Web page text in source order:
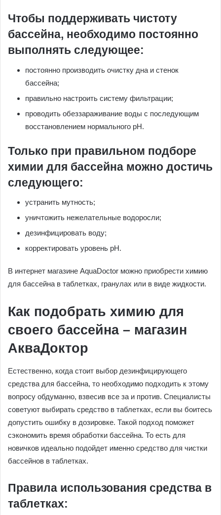
Чтобы поддерживать чистоту
бассейна, необходимо постоянно
выполнять следующее:
постоянно производить очистку дна и стенок
бассейна;
правильно настроить систему фильтрации;
проводить обеззараживание воды с последующим
восстановлением нормального рН.
Только при правильном подборе
химии для бассейна можно достичь
следующего:
устранить мутность;
уничтожить нежелательные водоросли;
дезинфицировать воду;
корректировать уровень рН.
В интернет магазине AquaDoctor можно приобрести химию
для бассейна в таблетках, гранулах или в виде жидкости.
Как подобрать химию для
своего бассейна – магазин
АкваДоктор
Естественно, когда стоит выбор дезинфицирующего
средства для бассейна, то необходимо подходить к этому
вопросу обдуманно, взвесив все за и против. Специалисты
советуют выбирать средство в таблетках, если вы боитесь
допустить ошибку в дозировке. Такой подход поможет
сэкономить время обработки бассейна. То есть для
новичков идеально подойдет именно средство для чистки
бассейнов в таблетках.
Правила использования средства в
таблетках: